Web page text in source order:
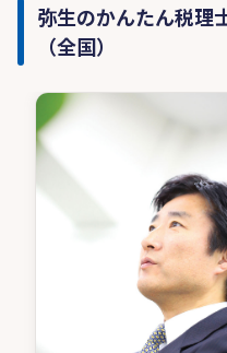
弥生のかんたん税
（全国）